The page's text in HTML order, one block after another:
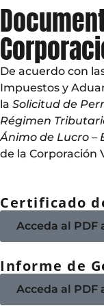
De acuerdo con
Impuestos y
la Solicitud de
Régimen
Ánimo de Lucro –
de la Corporación
Certificado
Acceda al PDF
Informe de
Acceda al PDF